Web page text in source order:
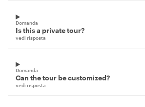
Domanda
Is this a private tour?
vedi risposta
Domanda
Can the tour be customized?
vedi risposta